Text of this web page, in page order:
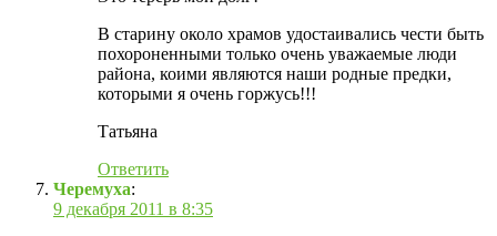
В старину около храмов удостаивались чести быть
похороненными только очень уважаемые люди
района, коими являются наши родные предки,
которыми я очень горжусь!!!
Татьяна
Ответить
Черемуха:
9 декабря 2011 в 8:35